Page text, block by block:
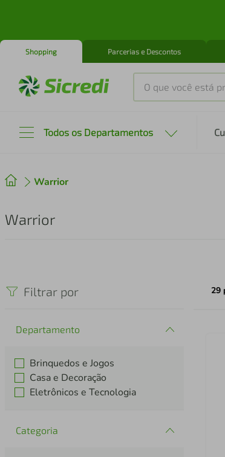
Shopping Parcerias e Descontos
O que você está
Todos os Departamentos
Warrior
Warrior
Filtrar por
Departamento
Brinquedos e Jogos
Casa e Decoração
Eletrônicos e Tecnologia
Categoria
29